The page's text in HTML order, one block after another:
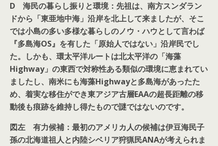
D 海民の暮らし振りと環境：先祖は、南方スンダラン
ドから「東亜地中海」沿岸を北上して来ましたが、そこ
では小島の多い多様な暮らしのノウ・ハウとして言わば
『多島海OS』を有した「原始人ではない」沿岸民でし
た。しかも、環太平洋ルートは北太平洋の「海藻
Highway」の東西で対称性ある類似の環境に恵まれてい
ましたし、南米にも海藻Highwayと多島海があったた
め、着実な移住ができ東アジア古層EAAの超長距離の移
動後も痕跡を維持し得たもので謎ではないのです。
図左 有力候補：最初のアメリカ人の候補は伊豆海民子
孫の北海道祖人と内陸シベリア狩猟民ANAが考えられま